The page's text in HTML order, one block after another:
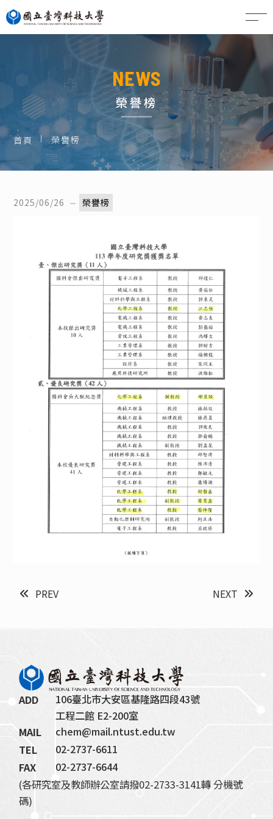
NEWS
榮譽榜
首頁 榮譽榜
2025/06/26 榮譽榜
PREV NEXT
ADD
106臺北市大安區基隆路四段43號
工程二館 E2-200室
MAIL
chem@mail.ntust.edu.tw
TEL
02-2737-6611
FAX
02-2737-6644
(各研究室及教師辦公室請撥02-2733-3141轉 分機號
碼)